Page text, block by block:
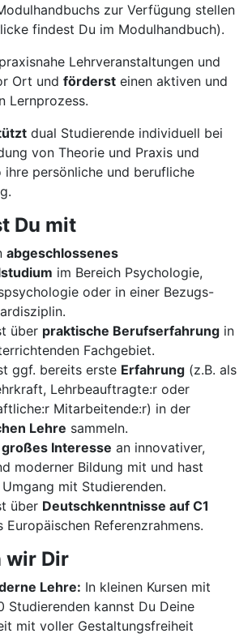
zur Verfügung stellen
findest Du im Modulhandbuch).
praxisnahe Lehrveranstaltungen und
Ort und förderst einen aktiven und
Lernprozess.
dual Studierende individuell bei
von Theorie und Praxis und
persönliche und berufliche
Du mit
abgeschlossenes
im Bereich Psychologie,
oder in einer Bezugs-
über praktische Berufserfahrung in
Fachgebiet.
ggf. bereits erste Erfahrung (z.B. als
Lehrbeauftragte:r oder
Mitarbeitende:r) in der
Lehre sammeln.
großes Interesse an innovativer,
moderner Bildung mit und hast
mit Studierenden.
über Deutschkenntnisse auf C1
Europäischen Referenzrahmens.
wir Dir
Lehre: In kleinen Kursen mit
Studierenden kannst Du Deine
mit voller Gestaltungsfreiheit